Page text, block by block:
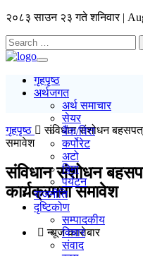
२०८३ साउन २३ गते शनिवार |
Toggle
navigation
गृहपृष्ठ
अर्थजगत
अर्थ समाचार
सेयर
बैंक/वित्त
कर्पोरेट
अटो
बिमा
पर्यटन
राजनीति
दृष्टिकोण
सम्पादकीय
विचार
संवाद
गृहपृष्ठ
संविधान संशोधन
समावेश
संविधान संशोधन
कार्यक्रममा समावेश
न्यूज काराेबार